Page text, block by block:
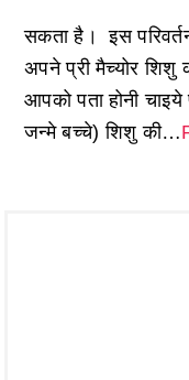
सकता है। इस
अपने प्री मैच्योर शिशु
आपको पता होनी
जन्मे बच्चे) शिशु की…